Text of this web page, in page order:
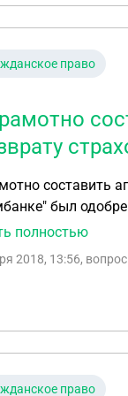
право
составить
был
компания. в
компания
к
ущерб - тяжбы
суд.
полностью
2018, 13:56,
право